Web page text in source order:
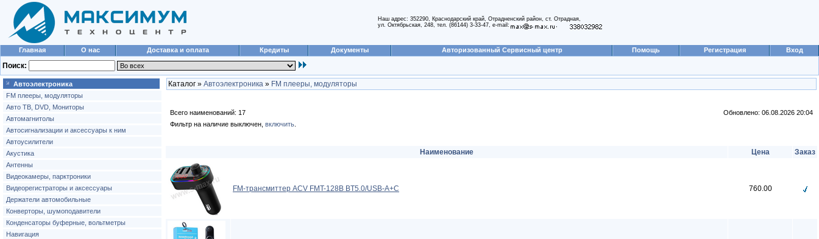
Наш адрес: 352290, Краснодарский край, Отрадненский район, ст. Отрадная,
ул. Октябрьская, 248, тел. (86144) 3-33-47, e-mail:
,
Главная О нас Доставка и оплата Кредиты Документы Авторизованный Сервисный центр Помощь Регистрация Вход
Поиск:
Автоэлектроника
FM плееры, модуляторы
Авто ТВ, DVD, Мониторы
Автомагнитолы
Автосигнализации и аксессуары к ним
Автоусилители
Акустика
Антенны
Видеокамеры, парктроники
Видеорегистраторы и аксессуары
Держатели автомобильные
Конверторы, шумоподавители
Конденсаторы буферные, вольтметры
Навигация
Каталог » Автоэлектроника » FM плееры, модуляторы
Всего наименований: 17
Обновлено: 06.08.2026 20:04
Фильтр на наличие выключен, включить
Наименование Цена Заказ
FM-трансмиттер ACV FMT-128B BT5.0/USB-A+C 760.00